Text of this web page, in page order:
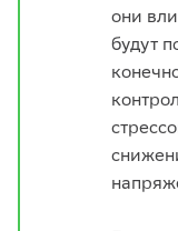
они
будут